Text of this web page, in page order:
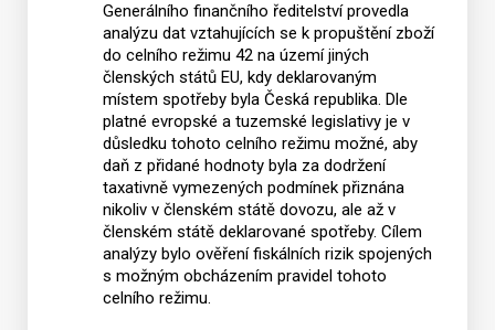
Generálního finančního ředitelství provedla
analýzu dat vztahujících se k propuštění zboží
do celního režimu 42 na území jiných
členských států EU, kdy deklarovaným
místem spotřeby byla Česká republika. Dle
platné evropské a tuzemské legislativy je v
důsledku tohoto celního režimu možné, aby
daň z přidané hodnoty byla za dodržení
taxativně vymezených podmínek přiznána
nikoliv v členském státě dovozu, ale až v
členském státě deklarované spotřeby. Cílem
analýzy bylo ověření fiskálních rizik spojených
s možným obcházením pravidel tohoto
celního režimu.